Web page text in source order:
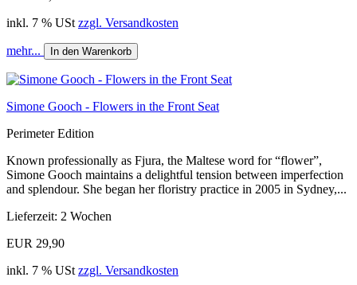
inkl. 7 % USt zzgl. Versandkosten
mehr... In den Warenkorb
Simone Gooch - Flowers in the Front Seat
Perimeter Edition
Known professionally as Fjura, the Maltese word for “flower”,
Simone Gooch maintains a delightful tension between imperfection
and splendour. She began her floristry practice in 2005 in Sydney,...
Lieferzeit: 2 Wochen
EUR 29,90
inkl. 7 % USt zzgl. Versandkosten